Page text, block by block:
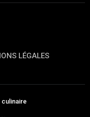
LÉGALES
culinaire